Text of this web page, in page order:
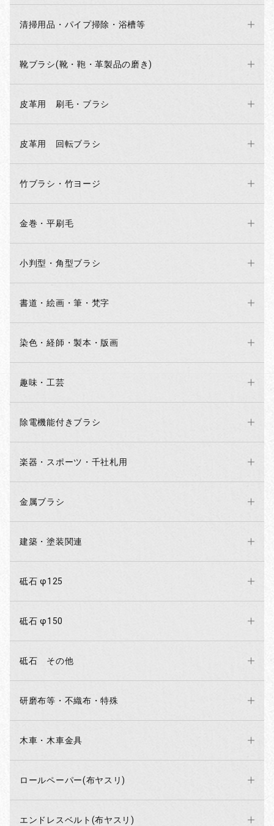
清掃用品・パイプ掃除・浴槽等
靴ブラシ(靴・鞄・革製品の磨き)
皮革用 刷毛・ブラシ
皮革用 回転ブラシ
竹ブラシ・竹ヨージ
金巻・平刷毛
小判型・角型ブラシ
書道・絵画・筆・梵字
染色・経師・製本・版画
趣味・工芸
除電機能付きブラシ
楽器・スポーツ・千社札用
金属ブラシ
建築・塗装関連
砥石 φ125
砥石 φ150
砥石 その他
研磨布等・不織布・特殊
木車・木車金具
ロールペーパー(布ヤスリ)
エンドレスベルト(布ヤスリ)